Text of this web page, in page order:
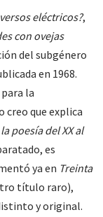
eléctricos?,
con ovejas
del subgénero
en 1968.
la
creo que explica
poesía del XX al
es
ya en Treinta
título raro),
y original.